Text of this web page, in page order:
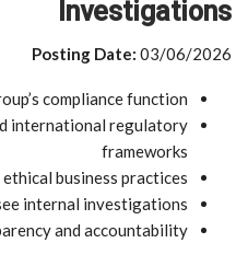
Investigations
Posting Date: 03/06/2026
compliance function
international regulatory
frameworks
business practices
internal investigations
and accountability